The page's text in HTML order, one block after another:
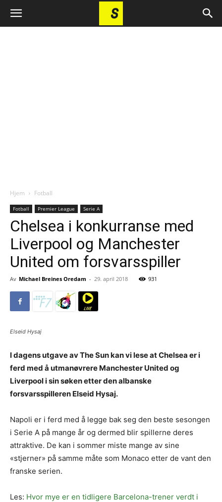
Hjem Fotball
Fotball Premier League Serie A
Chelsea i konkurranse med
Liverpool og Manchester
United om forsvarsspiller
Av Michael Breines Oredam - 29. april 2018 931
Elseid Hysaj
I dagens utgave av The Sun kan vi lese at Chelsea er i
ferd med å utmanøvrere Manchester United og
Liverpool i sin søken etter den albanske
forsvarsspilleren Elseid Hysaj.
Napoli er i ferd med å legge bak seg den beste sesongen
i Serie A på mange år og dermed blir spillerne deres
attraktive. De kan i sommer miste mange av sine
«stjerner» på samme måte som Monaco etter de vant den
franske serien.
Les: Hvor mye er en tidligere Barcelona-trener verdt i